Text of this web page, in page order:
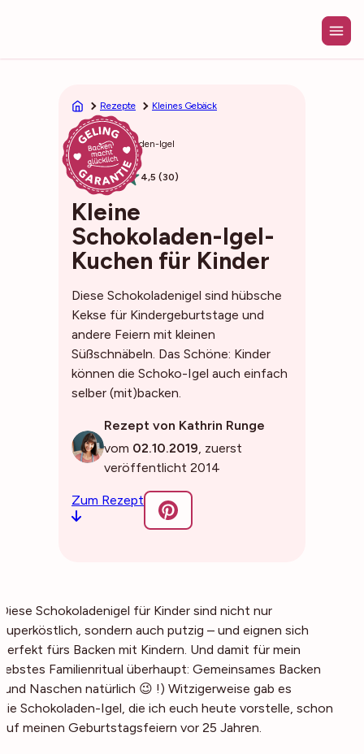
Rezepte Kleines Gebäck
Kleine Schokoladen-Igel
30min 4,5 (30)
Kleine
Schokoladen-Igel-
Kuchen für Kinder
Diese Schokoladenigel sind hübsche
Kekse für Kindergeburtstage und
andere Feiern mit kleinen
Süßschnäbeln. Das Schöne: Kinder
können die Schoko-Igel auch einfach
selber (mit)backen.
Rezept von Kathrin Runge
vom 02.10.2019, zuerst
veröffentlicht 2014
Zum Rezept
Diese Schokoladenigel für Kinder sind nicht nur
superköstlich, sondern auch putzig – und eignen sich
perfekt fürs Backen mit Kindern. Und damit für mein
liebstes Familienritual überhaupt: Gemeinsames Backen
(und Naschen natürlich 😉 !) Witzigerweise gab es
die Schokoladen-Igel, die ich euch heute vorstelle, schon
auf meinen Geburtstagsfeiern vor 25 Jahren.